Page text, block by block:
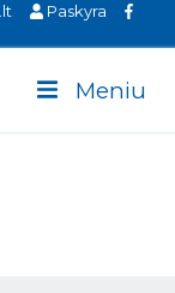
Paskyra
Meniu